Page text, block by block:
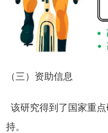
（三）资助信息
该研究得到了国家重
持。